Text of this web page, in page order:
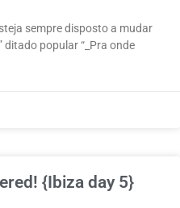
sempre disposto a mudar
ditado popular “_Pra onde
{Ibiza day 5}